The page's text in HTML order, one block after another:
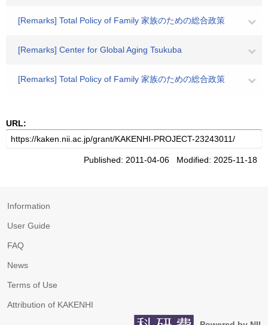
[Remarks] Total Policy of Family 家族のための総合政策
[Remarks] Center for Global Aging Tsukuba
[Remarks] Total Policy of Family 家族のための総合政策
URL:
Published: 2011-04-06 Modified: 2025-11-18
Information
User Guide
FAQ
News
Terms of Use
Attribution of KAKENHI